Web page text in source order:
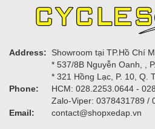
Address:
Showroom tại TP.Hồ Chí
* 537/8B Nguyễn Oanh, ,
* 321 Hồng Lạc, P. 10, Q.
Phone:
HCM: 028.2253.0644 -
Zalo-Viper: 0378431789 /
Email:
contact@shopxedap.vn